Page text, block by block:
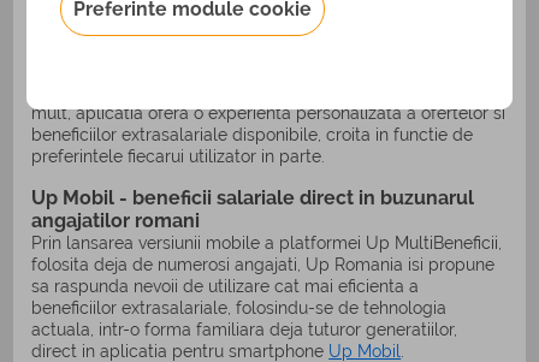
de sanatate, transport, planuri de pensie si servicii de
beauty, de interes pentru generatia Baby Boomers; servicii
mult, aplicatia ofera o experienta personalizata a ofertelor si
beneficiilor extrasalariale disponibile, croita in functie de
preferintele fiecarui utilizator in parte.
Up Mobil - beneficii salariale direct in buzunarul
angajatilor romani
Prin lansarea versiunii mobile a platformei Up MultiBeneficii,
folosita deja de numerosi angajati, Up Romania isi propune
sa raspunda nevoii de utilizare cat mai eficienta a
beneficiilor extrasalariale, folosindu-se de tehnologia
actuala, intr-o forma familiara deja tuturor generatiilor,
direct in aplicatia pentru smartphone Up Mobil
Preferinte module cookie